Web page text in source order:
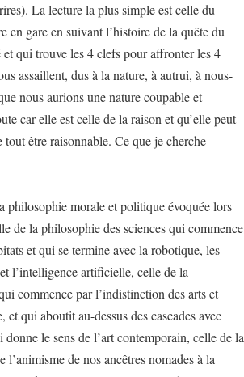
La lecture la plus simple est celle du
en gare en suivant l’histoire de la quête du
qui trouve les 4 clefs pour affronter les 4
assaillent, dus à la nature, à autrui, à nous-
nous aurions une nature coupable et
car elle est celle de la raison et qu’elle peut
tout être raisonnable. Ce que je cherche
philosophie morale et politique évoquée lors
de la philosophie des sciences qui commence
et qui se termine avec la robotique, les
l’intelligence artificielle, celle de la
commence par l’indistinction des arts et
qui aboutit au-dessus des cascades avec
le sens de l’art contemporain, celle de la
l’animisme de nos ancêtres nomades à la